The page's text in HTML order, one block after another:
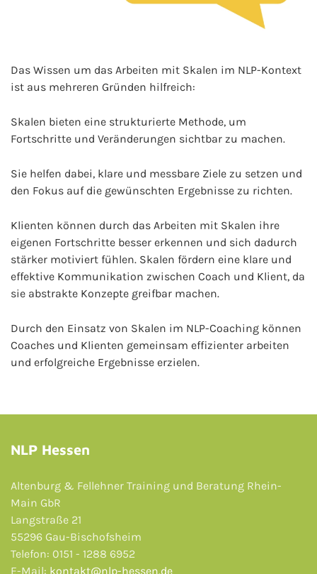
Das Wissen um das Arbeiten mit Skalen im NLP-Kontext
ist aus mehreren Gründen hilfreich:
Skalen bieten eine strukturierte Methode, um
Fortschritte und Veränderungen sichtbar zu machen.
Sie helfen dabei, klare und messbare Ziele zu setzen und
den Fokus auf die gewünschten Ergebnisse zu richten.
Klienten können durch das Arbeiten mit Skalen ihre
eigenen Fortschritte besser erkennen und sich dadurch
stärker motiviert fühlen. Skalen fördern eine klare und
effektive Kommunikation zwischen Coach und Klient, da
sie abstrakte Konzepte greifbar machen.
Durch den Einsatz von Skalen im NLP-Coaching können
Coaches und Klienten gemeinsam effizienter arbeiten
und erfolgreiche Ergebnisse erzielen.
NLP Hessen
Altenburg & Fellehner Training und Beratung Rhein-
Main GbR
Langstraße 21
55296 Gau-Bischofsheim
Telefon: 0151 - 1288 6952
E-Mail: kontakt@nlp-hessen.de